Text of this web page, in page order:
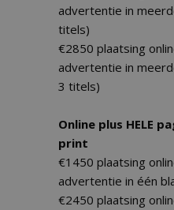
advertentie in
titels)
€2850 plaatsing
advertentie in
3 titels)
Online plus HELE
print
€1450 plaatsing
advertentie in één
€2450 plaatsing